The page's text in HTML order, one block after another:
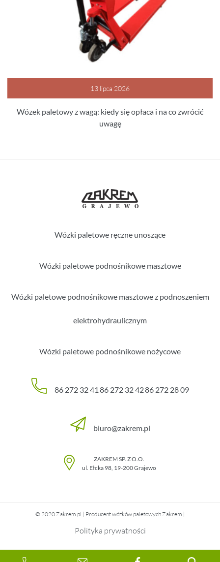
13 lipca 2026
Wózek paletowy z wagą: kiedy się opłaca i na co zwrócić
uwagę
Wózki paletowe ręczne unoszące
Wózki paletowe podnośnikowe masztowe
Wózki paletowe podnośnikowe masztowe z podnoszeniem
elektrohydraulicznym
Wózki paletowe podnośnikowe nożycowe
86 272 32 41 86 272 32 4286 272 28 09
biuro@zakrem.pl
ZAKREM SP. Z O.O.
ul. Ełcka 98 19-200Grajewo
© 2020 Zakrem.pl | Producent wózków paletowych Zakrem |
Polityka prywatności